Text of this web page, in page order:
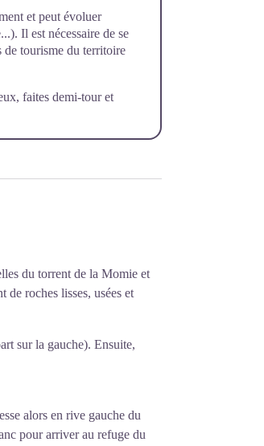
et peut évoluer
Il est nécessaire de se
de tourisme du territoire
faites demi-tour et
du torrent de la Momie et
roches lisses, usées et
sur la gauche). Ensuite,
alors en rive gauche du
pour arriver au refuge du